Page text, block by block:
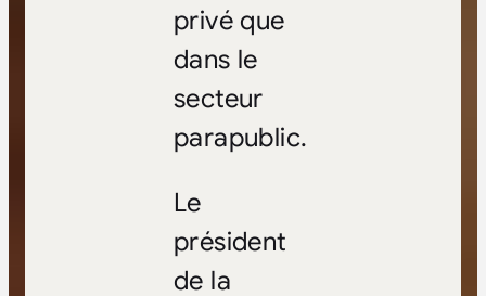
privé que
dans le
secteur
parapublic.
Le
président
de la